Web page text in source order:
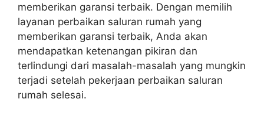
memberikan garansi terbaik. Dengan memilih
layanan perbaikan saluran rumah yang
memberikan garansi terbaik, Anda akan
mendapatkan ketenangan pikiran dan
terlindungi dari masalah-masalah yang mungkin
terjadi setelah pekerjaan perbaikan saluran
rumah selesai.